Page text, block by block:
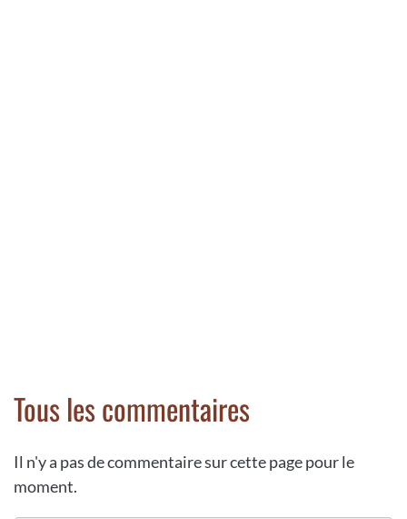
Tous les commentaires
Il n'y a pas de commentaire sur cette page pour le
moment.